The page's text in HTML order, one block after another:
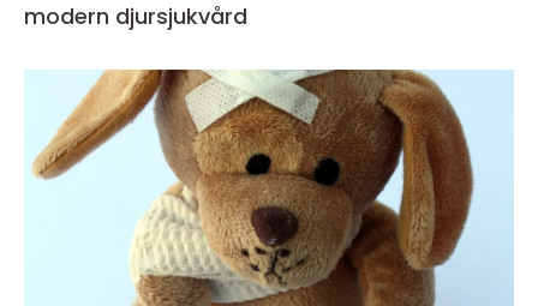
modern djursjukvård